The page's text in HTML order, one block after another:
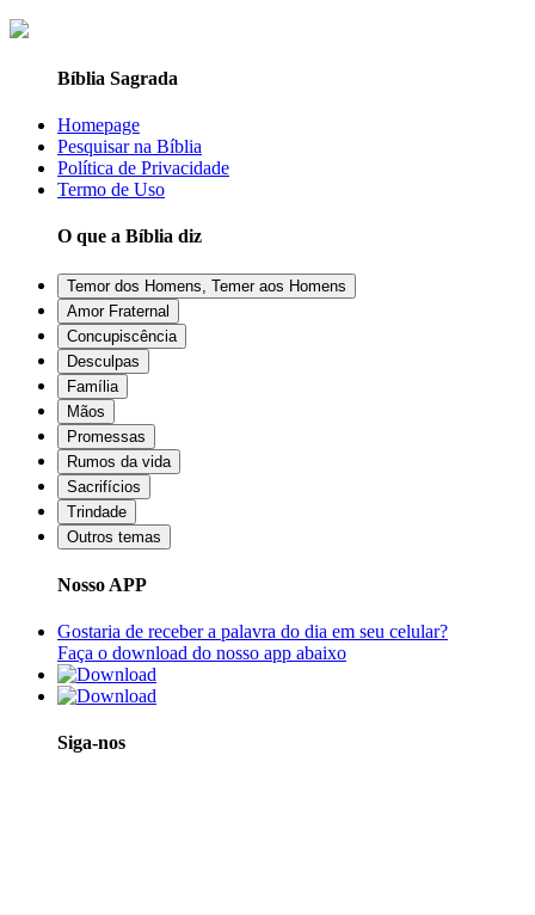
Bíblia Sagrada
Homepage
Pesquisar na Bíblia
Política de Privacidade
Termo de Uso
O que a Bíblia diz
Temor dos Homens, Temer aos Homens
Amor Fraternal
Concupiscência
Desculpas
Família
Mãos
Promessas
Rumos da vida
Sacrifícios
Trindade
Outros temas
Nosso APP
Gostaria de receber a palavra do dia em seu celular?
Faça o download do nosso app abaixo
Siga-nos